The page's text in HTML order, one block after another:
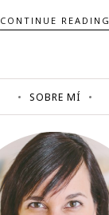
CONTINUE READING
SOBRE MÍ